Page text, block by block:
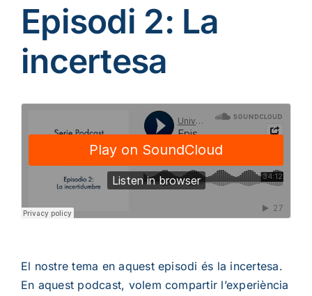
Episodi 2: La
incertesa
El nostre tema en aquest episodi és la incertesa.
En aquest podcast, volem compartir l’experiència